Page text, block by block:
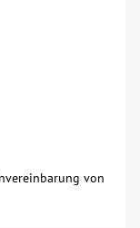
von